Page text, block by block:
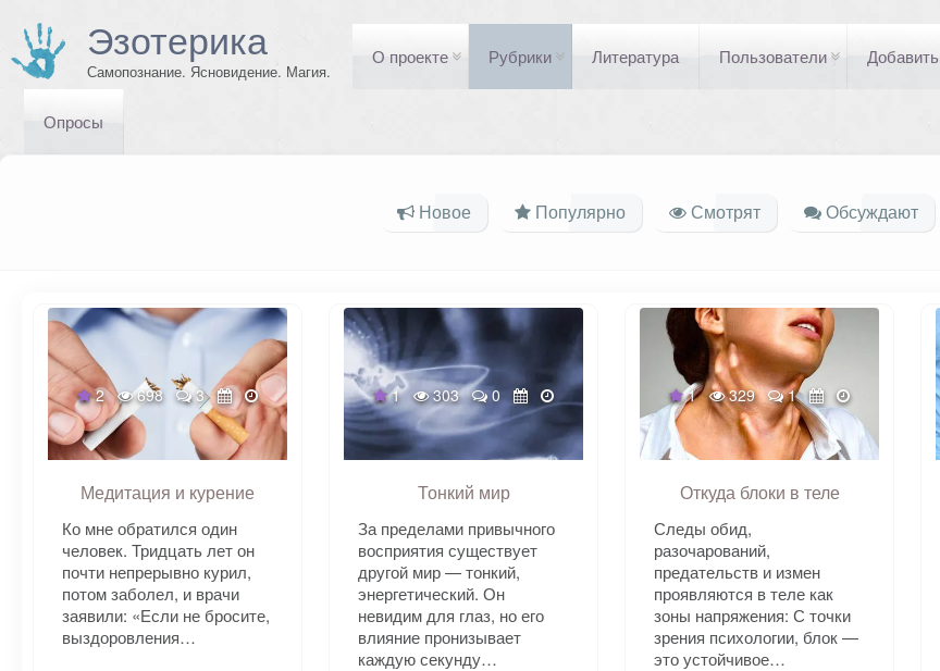
Эзотерика
Самопознание. Ясновидение. Магия.
О проекте Рубрики Литература Пользователи Добавить
Опросы
Новое Популярно Смотрят Обсуждают
2 698 3
Медитация и курение
Ко мне обратился один
человек. Тридцать лет он
почти непрерывно курил,
потом заболел, и врачи
заявили: «Если не бросите,
выздоровления…
1 303 0
Тонкий мир
За пределами привычного
восприятия существует
другой мир — тонкий,
энергетический. Он
невидим для глаз, но его
влияние пронизывает
каждую секунду…
1 329 1
Откуда блоки в теле
Следы обид,
разочарований,
предательств и измен
проявляются в теле как
зоны напряжения: С точки
зрения психологии, блок —
это устойчивое…